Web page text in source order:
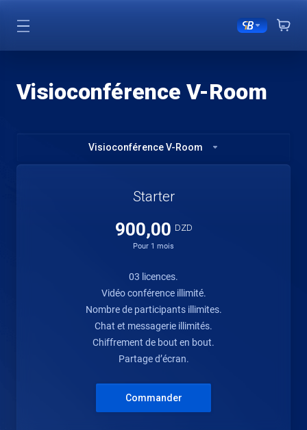
Visioconférence V-Room
Visioconférence V-Room
Starter
900,00 DZD
Pour 1 mois
03 licences.
Vidéo conférence illimité.
Nombre de participants illimites.
Chat et messagerie illimités.
Chiffrement de bout en bout.
Partage d’écran.
Commander